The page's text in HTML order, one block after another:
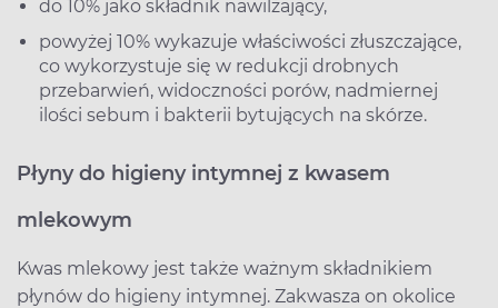
do 10% jako składnik nawilżający,
powyżej 10% wykazuje właściwości złuszczające,
co wykorzystuje się w redukcji drobnych
przebarwień, widoczności porów, nadmiernej
ilości sebum i bakterii bytujących na skórze.
Płyny do higieny intymnej z kwasem
mlekowym
Kwas mlekowy jest także ważnym składnikiem
płynów do higieny intymnej. Zakwasza on okolice